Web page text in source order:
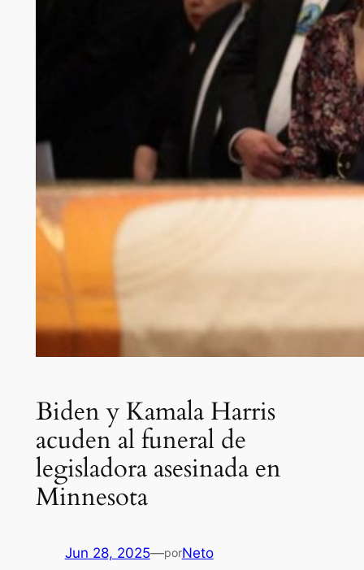
Biden y Kamala Harris
acuden al funeral de
legisladora asesinada en
Minnesota
Jun 28, 2025—porNeto